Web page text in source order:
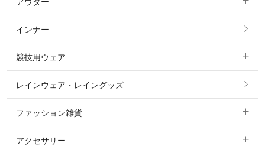
フルグリップ・尻革 キュロット
ニーグリップ・膝革 キュロット
すべてのトップス
ポロシャツ
カットソー・Tシャツ・タンクトップ
ニット・セーター
すべてのアウター
コート
ジャケット・ブルゾン
インナー
競技用ウェア
すべての競技用ウェア
ショージャケット
ショーシャツ
レインウェア・レイングッズ
ファッション雑貨
すべてのファッション雑貨
アクセサリー